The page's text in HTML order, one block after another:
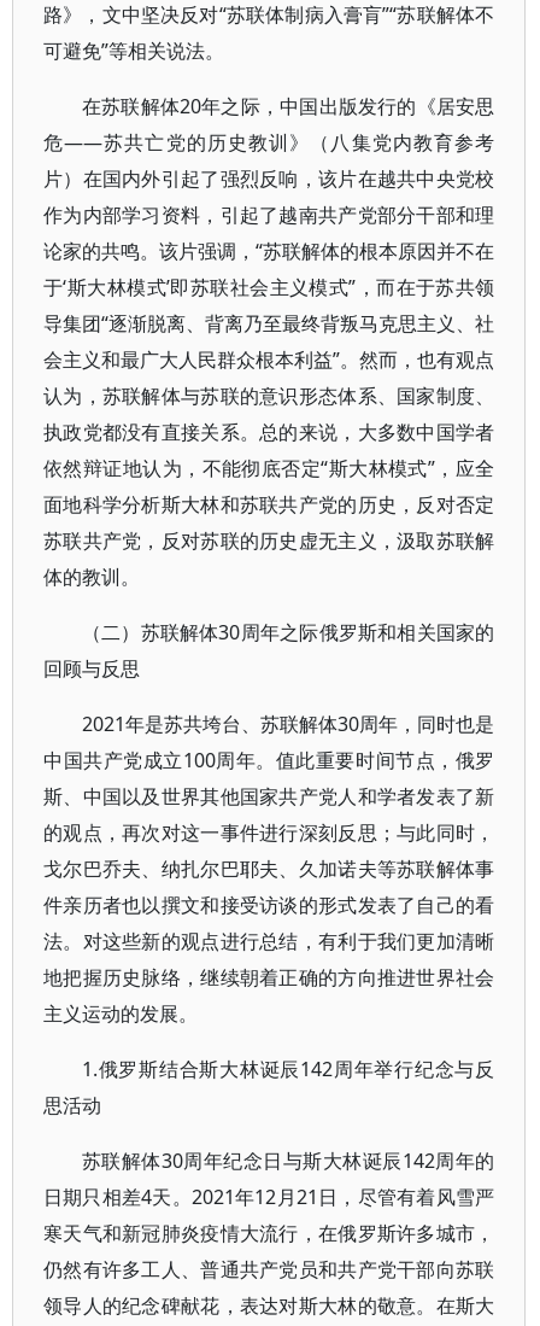
路》，文中坚决反对“苏联体制病入膏肓”“苏联解体不
可避免”等相关说法。
在苏联解体20年之际，中国出版发行的《居安思
危——苏共亡党的历史教训》（八集党内教育参考
片）在国内外引起了强烈反响，该片在越共中央党校
作为内部学习资料，引起了越南共产党部分干部和理
论家的共鸣。该片强调，“苏联解体的根本原因并不在
于‘斯大林模式’即苏联社会主义模式”，而在于苏共领
导集团“逐渐脱离、背离乃至最终背叛马克思主义、社
会主义和最广大人民群众根本利益”。然而，也有观点
认为，苏联解体与苏联的意识形态体系、国家制度、
执政党都没有直接关系。总的来说，大多数中国学者
依然辩证地认为，不能彻底否定“斯大林模式”，应全
面地科学分析斯大林和苏联共产党的历史，反对否定
苏联共产党，反对苏联的历史虚无主义，汲取苏联解
体的教训。
（二）苏联解体30周年之际俄罗斯和相关国家的
回顾与反思
2021年是苏共垮台、苏联解体30周年，同时也是
中国共产党成立100周年。值此重要时间节点，俄罗
斯、中国以及世界其他国家共产党人和学者发表了新
的观点，再次对这一事件进行深刻反思；与此同时，
戈尔巴乔夫、纳扎尔巴耶夫、久加诺夫等苏联解体事
件亲历者也以撰文和接受访谈的形式发表了自己的看
法。对这些新的观点进行总结，有利于我们更加清晰
地把握历史脉络，继续朝着正确的方向推进世界社会
主义运动的发展。
1.俄罗斯结合斯大林诞辰142周年举行纪念与反
思活动
苏联解体30周年纪念日与斯大林诞辰142周年的
日期只相差4天。2021年12月21日，尽管有着风雪严
寒天气和新冠肺炎疫情大流行，在俄罗斯许多城市，
仍然有许多工人、普通共产党员和共产党干部向苏联
领导人的纪念碑献花，表达对斯大林的敬意。在斯大